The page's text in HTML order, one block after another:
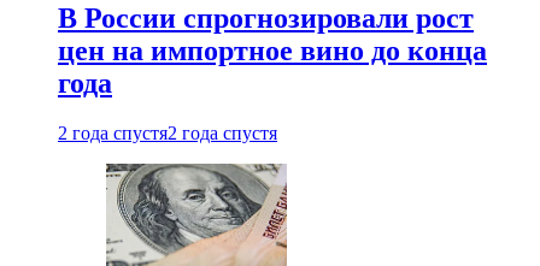
В России спрогнозировали рост
цен на импортное вино до конца
года
2 года спустя2 года спустя